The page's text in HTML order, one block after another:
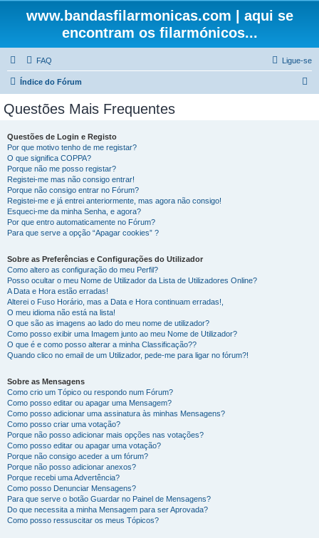
www.bandasfilarmonicas.com | aqui se
encontram os filarmónicos...
FAQ Ligue-se
Índice do Fórum
Questões Mais Frequentes
Questões de Login e Registo
Por que motivo tenho de me registar?
O que significa COPPA?
Porque não me posso registar?
Registei-me mas não consigo entrar!
Porque não consigo entrar no Fórum?
Registei-me e já entrei anteriormente, mas agora não consigo!
Esqueci-me da minha Senha, e agora?
Por que entro automaticamente no Fórum?
Para que serve a opção “Apagar cookies” ?
Sobre as Preferências e Configurações do Utilizador
Como altero as configuração do meu Perfil?
Posso ocultar o meu Nome de Utilizador da Lista de Utilizadores Online?
A Data e Hora estão erradas!
Alterei o Fuso Horário, mas a Data e Hora continuam erradas!,
O meu idioma não está na lista!
O que são as imagens ao lado do meu nome de utilizador?
Como posso exibir uma Imagem junto ao meu Nome de Utilizador?
O que é e como posso alterar a minha Classificação??
Quando clico no email de um Utilizador, pede-me para ligar no fórum?!
Sobre as Mensagens
Como crio um Tópico ou respondo num Fórum?
Como posso editar ou apagar uma Mensagem?
Como posso adicionar uma assinatura às minhas Mensagens?
Como posso criar uma votação?
Porque não posso adicionar mais opções nas votações?
Como posso editar ou apagar uma votação?
Porque não consigo aceder a um fórum?
Porque não posso adicionar anexos?
Porque recebi uma Advertência?
Como posso Denunciar Mensagens?
Para que serve o botão Guardar no Painel de Mensagens?
Do que necessita a minha Mensagem para ser Aprovada?
Como posso ressuscitar os meus Tópicos?